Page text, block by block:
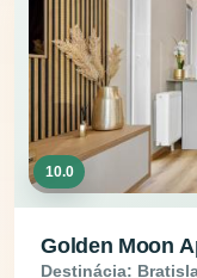
10.0
Golden Moon
Destinácia: